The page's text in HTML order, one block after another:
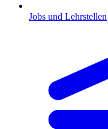
Jobs und Lehrstellen